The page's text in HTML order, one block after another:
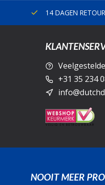
14 DAGEN
+31 35 234
NOOIT MEER